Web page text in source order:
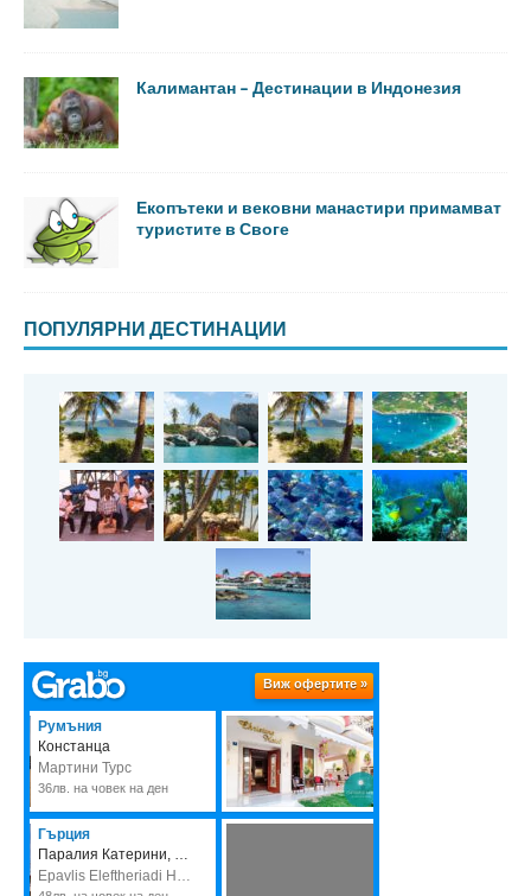
Калимантан – Дестинации в Индонезия
Екопътеки и вековни манастири примамват
туристите в Своге
ПОПУЛЯРНИ ДЕСТИНАЦИИ